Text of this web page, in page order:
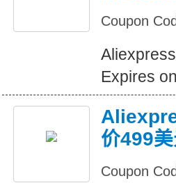
Coupon
Expires
价499
Coupon